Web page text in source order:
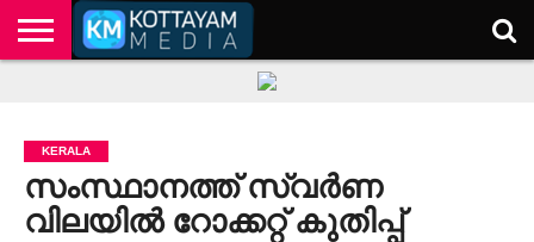
KERALA
സംസ്ഥാനത്ത് സ്വർണ
വിലയിൽ റോക്കറ്റ് കുതിപ്പ്